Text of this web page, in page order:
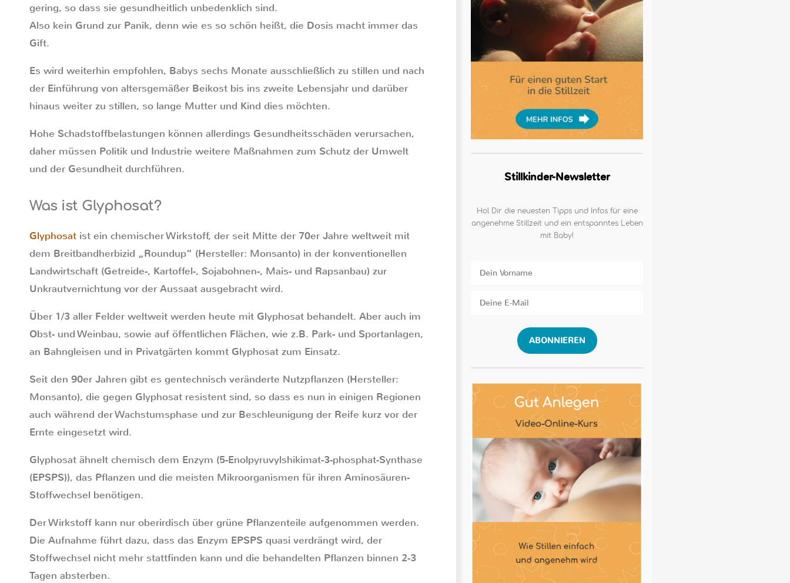
gering, so dass sie gesundheitlich unbedenklich sind.
Also kein Grund zur Panik, denn wie es so schön heißt, die Dosis macht immer das
Gift.
Es wird weiterhin empfohlen, Babys sechs Monate ausschließlich zu stillen und nach
der Einführung von altersgemäßer Beikost bis ins zweite Lebensjahr und darüber
hinaus weiter zu stillen, so lange Mutter und Kind dies möchten.
Hohe Schadstoffbelastungen können allerdings Gesundheitsschäden verursachen,
daher müssen Politik und Industrie weitere Maßnahmen zum Schutz der Umwelt
und der Gesundheit durchführen.
Was ist Glyphosat?
Glyphosat ist ein chemischer Wirkstoff, der seit Mitte der 70er Jahre weltweit mit
dem Breitbandherbizid „Roundup“ (Hersteller: Monsanto) in der konventionellen
Landwirtschaft (Getreide-, Kartoffel-, Sojabohnen-, Mais- und Rapsanbau) zur
Unkrautvernichtung vor der Aussaat ausgebracht wird.
Über 1/3 aller Felder weltweit werden heute mit Glyphosat behandelt. Aber auch im
Obst- und Weinbau, sowie auf öffentlichen Flächen, wie z.B. Park- und Sportanlagen,
an Bahngleisen und in Privatgärten kommt Glyphosat zum Einsatz.
Seit den 90er Jahren gibt es gentechnisch veränderte Nutzpflanzen (Hersteller:
Monsanto), die gegen Glyphosat resistent sind, so dass es nun in einigen Regionen
auch während der Wachstumsphase und zur Beschleunigung der Reife kurz vor der
Ernte eingesetzt wird.
Glyphosat ähnelt chemisch dem Enzym (5-Enolpyruvylshikimat-3-phosphat-Synthase
(EPSPS)), das Pflanzen und die meisten Mikroorganismen für ihren Aminosäuren-
Stoffwechsel benötigen.
Der Wirkstoff kann nur oberirdisch über grüne Pflanzenteile aufgenommen werden.
Die Aufnahme führt dazu, dass das Enzym EPSPS quasi verdrängt wird, der
Stoffwechsel nicht mehr stattfinden kann und die behandelten Pflanzen binnen 2-3
Tagen absterben.
Stillkinder-Newsletter
Hol Dir die neuesten Tipps und Infos für eine
angenehme Stillzeit und ein entspanntes Leben
mit Baby!
ABONNIEREN